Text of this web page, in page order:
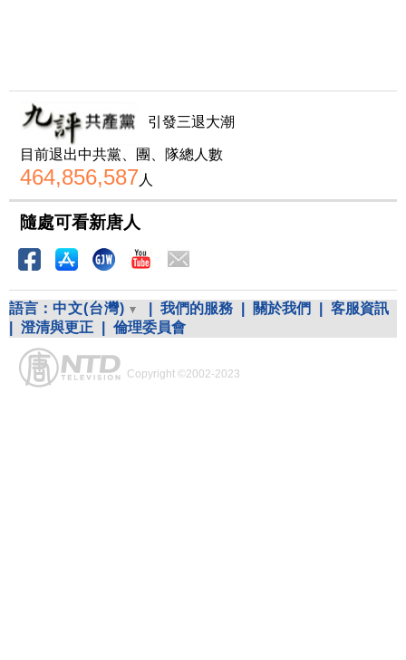
引發三退大潮
目前退出中共黨、團、隊總人數
464,856,587人
隨處可看新唐人
語言： 中文(台灣) 我們的服務 關於我們
客服資訊
澄清與更正 倫理委員會
Copyright ©2002-2023